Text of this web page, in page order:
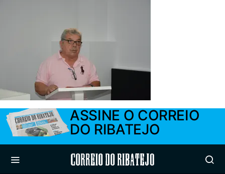
ASSINE O CORREIO
DO RIBATEJO
Correio do Ribatejo